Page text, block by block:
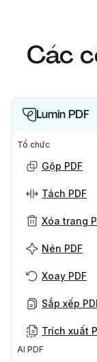
Các
Lumin PDF
Tổ chức
Gộp PDF
Tách PDF
Xóa trang
Nén PDF
Xoay PDF
Sắp xếp
Trích xuất
AI PDF